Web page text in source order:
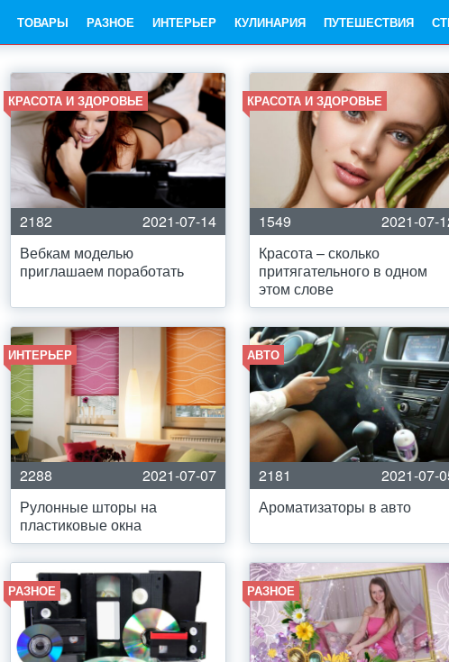
ТОВАРЫ РАЗНОЕ ИНТЕРЬЕР КУЛИНАРИЯ ПУТЕШЕСТВИЯ
КРАСОТА И ЗДОРОВЬЕ
2182
2021-07-14
Вебкам моделью
приглашаем поработать
КРАСОТА И ЗДОРОВЬЕ
1549
2021-07-
Красота – сколько
притягательного в одном
этом слове
ИНТЕРЬЕР
2288
2021-07-07
Рулонные шторы на
пластиковые окна
АВТО
2181
2021-07-
Ароматизаторы в авто
РАЗНОЕ РАЗНОЕ